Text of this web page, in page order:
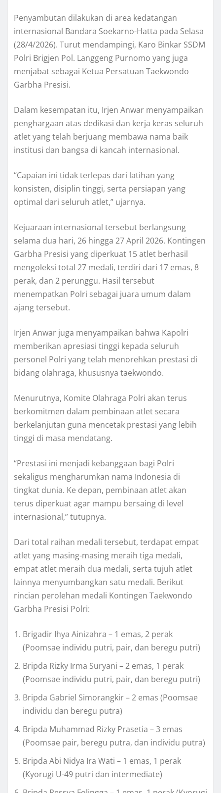
Penyambutan dilakukan di area kedatangan
internasional Bandara Soekarno-Hatta pada Selasa
(28/4/2026). Turut mendampingi, Karo Binkar SSDM
Polri Brigjen Pol. Langgeng Purnomo yang juga
menjabat sebagai Ketua Persatuan Taekwondo
Garbha Presisi.
Dalam kesempatan itu, Irjen Anwar menyampaikan
penghargaan atas dedikasi dan kerja keras seluruh
atlet yang telah berjuang membawa nama baik
institusi dan bangsa di kancah internasional.
“Capaian ini tidak terlepas dari latihan yang
konsisten, disiplin tinggi, serta persiapan yang
optimal dari seluruh atlet,” ujarnya.
Kejuaraan internasional tersebut berlangsung
selama dua hari, 26 hingga 27 April 2026. Kontingen
Garbha Presisi yang diperkuat 15 atlet berhasil
mengoleksi total 27 medali, terdiri dari 17 emas, 8
perak, dan 2 perunggu. Hasil tersebut
menempatkan Polri sebagai juara umum dalam
ajang tersebut.
Irjen Anwar juga menyampaikan bahwa Kapolri
memberikan apresiasi tinggi kepada seluruh
personel Polri yang telah menorehkan prestasi di
bidang olahraga, khususnya taekwondo.
Menurutnya, Komite Olahraga Polri akan terus
berkomitmen dalam pembinaan atlet secara
berkelanjutan guna mencetak prestasi yang lebih
tinggi di masa mendatang.
“Prestasi ini menjadi kebanggaan bagi Polri
sekaligus mengharumkan nama Indonesia di
tingkat dunia. Ke depan, pembinaan atlet akan
terus diperkuat agar mampu bersaing di level
internasional,” tutupnya.
Dari total raihan medali tersebut, terdapat empat
atlet yang masing-masing meraih tiga medali,
empat atlet meraih dua medali, serta tujuh atlet
lainnya menyumbangkan satu medali. Berikut
rincian perolehan medali Kontingen Taekwondo
Garbha Presisi Polri:
Brigadir Ihya Ainizahra – 1 emas, 2 perak
(Poomsae individu putri, pair, dan beregu putri)
Bripda Rizky Irma Suryani – 2 emas, 1 perak
(Poomsae individu putri, pair, dan beregu putri)
Bripda Gabriel Simorangkir – 2 emas (Poomsae
individu dan beregu putra)
Bripda Muhammad Rizky Prasetia – 3 emas
(Poomsae pair, beregu putra, dan individu putra)
Bripda Abi Nidya Ira Wati – 1 emas, 1 perak
(Kyorugi U-49 putri dan intermediate)